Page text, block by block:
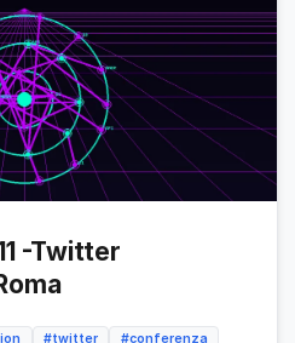
-Twitter
#twitter
#conferenza